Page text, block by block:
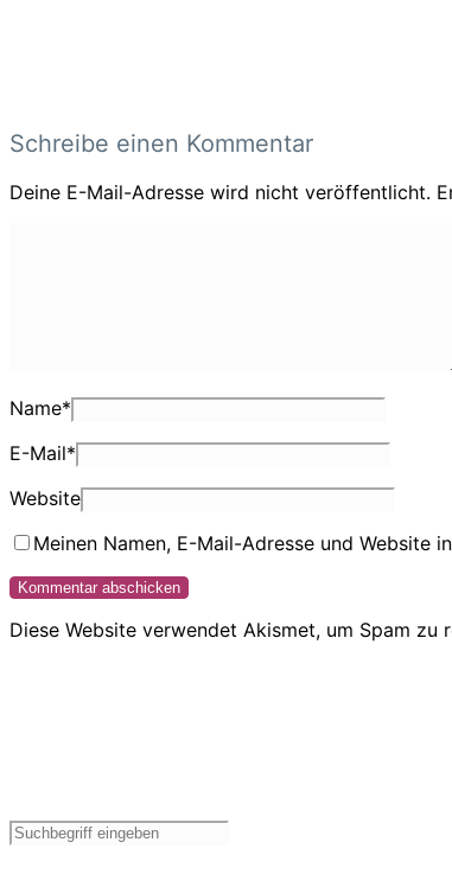
Schreibe einen Kommentar
Deine E-Mail-Adresse wird nicht veröffentlicht.
Name*
E-Mail*
Website
Meinen Namen, E-Mail-Adresse und Website
Diese Website verwendet Akismet, um Spam zu